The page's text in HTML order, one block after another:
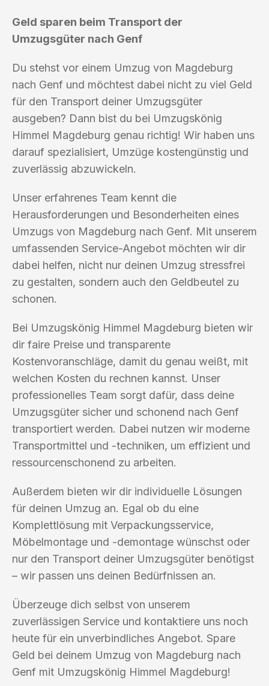
Geld sparen beim Transport der
Umzugsgüter nach Genf
Du stehst vor einem Umzug von Magdeburg
nach Genf und möchtest dabei nicht zu viel Geld
für den Transport deiner Umzugsgüter
ausgeben? Dann bist du bei Umzugskönig
Himmel Magdeburg genau richtig! Wir haben uns
darauf spezialisiert, Umzüge kostengünstig und
zuverlässig abzuwickeln.
Unser erfahrenes Team kennt die
Herausforderungen und Besonderheiten eines
Umzugs von Magdeburg nach Genf. Mit unserem
umfassenden Service-Angebot möchten wir dir
dabei helfen, nicht nur deinen Umzug stressfrei
zu gestalten, sondern auch den Geldbeutel zu
schonen.
Bei Umzugskönig Himmel Magdeburg bieten wir
dir faire Preise und transparente
Kostenvoranschläge, damit du genau weißt, mit
welchen Kosten du rechnen kannst. Unser
professionelles Team sorgt dafür, dass deine
Umzugsgüter sicher und schonend nach Genf
transportiert werden. Dabei nutzen wir moderne
Transportmittel und -techniken, um effizient und
ressourcenschonend zu arbeiten.
Außerdem bieten wir dir individuelle Lösungen
für deinen Umzug an. Egal ob du eine
Komplettlösung mit Verpackungsservice,
Möbelmontage und -demontage wünschst oder
nur den Transport deiner Umzugsgüter benötigst
– wir passen uns deinen Bedürfnissen an.
Überzeuge dich selbst von unserem
zuverlässigen Service und kontaktiere uns noch
heute für ein unverbindliches Angebot. Spare
Geld bei deinem Umzug von Magdeburg nach
Genf mit Umzugskönig Himmel Magdeburg!